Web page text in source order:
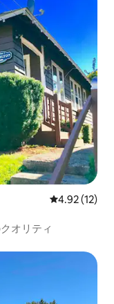
レビュー12
4.92 (12)
オリティ